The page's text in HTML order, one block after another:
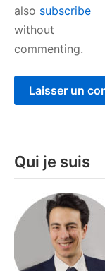
also subscribe
without
commenting.
Qui je suis